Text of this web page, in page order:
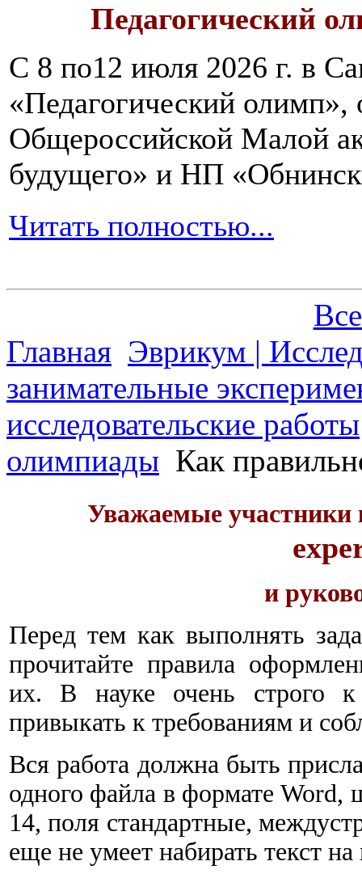
Педагогический
С 8 по12 июля 2026 г. в
«Педагогический олимп»,
Общероссийской Малой
будущего» и НП
Читать полностью...
Главная Эврикум |
занимательные
исследовательские работы
олимпиады Как
Уважаемые участники
и
Перед тем как выполнять
прочитайте правила
их. В науке очень строго к
привыкать к требованиям и
Вся работа должна быть
одного файла в формате Word,
14, поля стандартные,
еще не умеет набирать текст